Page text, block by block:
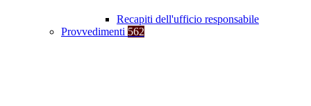
Recapiti dell'ufficio responsabile
Provvedimenti 562